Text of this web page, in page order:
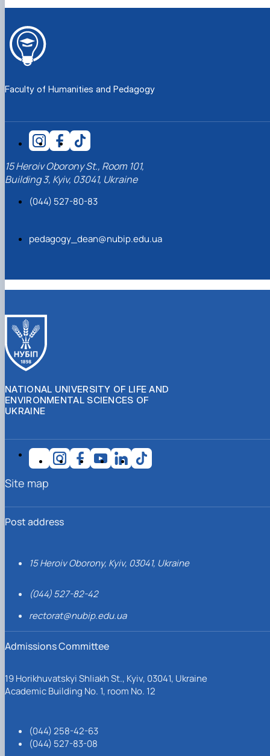
Faculty of Humanities and Pedagogy
15 Heroiv Oborony St., Room 101,
Building 3, Kyiv, 03041, Ukraine
(044) 527-80-83
pedagogy_dean@nubip.edu.ua
NATIONAL UNIVERSITY OF LIFE AND
ENVIRONMENTAL SCIENCES OF
UKRAINE
Post address
15 Heroiv Oborony, Kyiv, 03041, Ukraine
(044) 527-82-42
rectorat@nubip.edu.ua
Admissions Committee
19 Horikhuvatskyi Shliakh St., Kyiv, 03041, Ukraine
Academic Building No. 1, room No. 12
(044) 258-42-63
(044) 527-83-08
Site map